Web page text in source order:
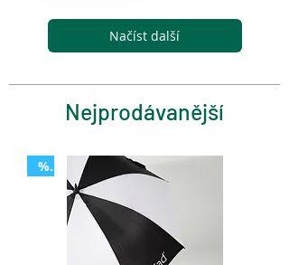
Načíst další
Nejprodávanější
%